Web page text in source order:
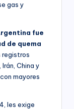
gas y
fue
de quema
registros
China y
mayores
les exige